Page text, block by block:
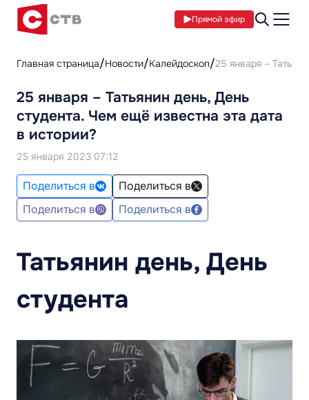
Прямой эфир
Главная страница Новости Калейдоскоп 25 января –
25 января – Татьянин день, День
студента. Чем ещё известна эта дата
в истории?
25 января 2023 07:12
Поделиться в
Поделиться в
Поделиться в
Поделиться в
Татьянин день, День
студента